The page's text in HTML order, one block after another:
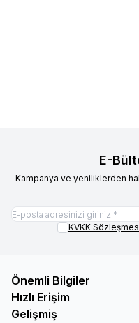
E-
Kampanya ve yeniliklerden
KVKK
Önemli Bilgiler
Hızlı Erişim
Gelişmiş